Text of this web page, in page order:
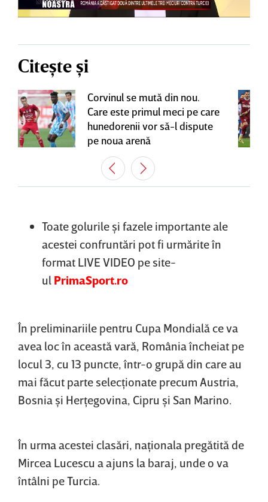
Citește și
Corvinul se mută din nou.
Care este primul meci pe care
hunedorenii vor să-l dispute
pe noua arenă
Toate golurile şi fazele importante ale
acestei confruntări pot fi urmărite în
format LIVE VIDEO pe site-
ul PrimaSport.ro
În preliminariile pentru Cupa Mondială ce va
avea loc în această vară, România încheiat pe
locul 3, cu 13 puncte, într-o grupă din care au
mai făcut parte selecţionate precum Austria,
Bosnia şi Herţegovina, Cipru şi San Marino.
În urma acestei clasări, naţionala pregătită de
Mircea Lucescu a ajuns la baraj, unde o va
întâlni pe Turcia.